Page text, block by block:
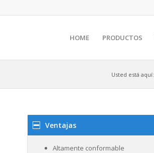
HOME PRODUCTOS
Usted está aquí:
Ventajas
Altamente conformable